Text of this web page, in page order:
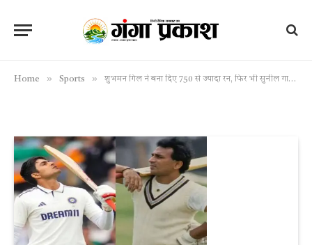
Home » Sports » शुभमन गिल ने बना दिए 750 से ज्यादा रन, फिर भी सुनील गावस्कर से पीछे, ये है पूरा मामला